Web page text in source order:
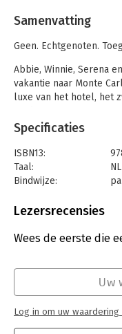
Samenvatting
Geen. Echtgenoten.
Abbie, Winnie, Serena
vakantie naar Monte
luxe van het hotel, het
Hun weekend van
wending als ze wakker
de politie. De vrouwen
van verschrikkelijke
toch?
"Laten we één ding
van James Patterson
standalones van
Specificaties
ISBN13:
Taal:
NL
Bindwijze:
Uitgever:
Verschijningsdatum:
Lezersrecensies
Wees de eerste die
Uw
Log in om uw